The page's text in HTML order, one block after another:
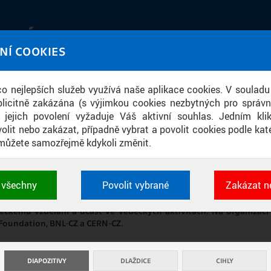
COOKIES
nejlepších služeb využívá naše aplikace cookies. V
zakázána (s výjimkou cookies nezbytných pro
povolení vyžaduje Váš aktivní souhlas. Jedním
nebo zakázat, případně vybrat a povolit cookies podle
samozřejmě kdykoli změnit.
a identifikátorů relace. Jsou nezbytné pro
vždy aktivní.
Povolit vybrané Zakázat
obrazem a zvukem
STAŇ SE NA DEN VĚDKYNÍ – 2025
a konala se při příležitosti Mezinárodního dne žen a dívek
vzdělání a účast ve vědeckých aktivitách. Na
BNL-CZ a CERN-CZ.
DIAPOZITIVY DLAŽDICE CIHLY